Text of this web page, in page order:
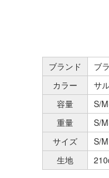
ブランド
ブ
カラー
サ
容量
S/
重量
S/
サイズ
S/
生地